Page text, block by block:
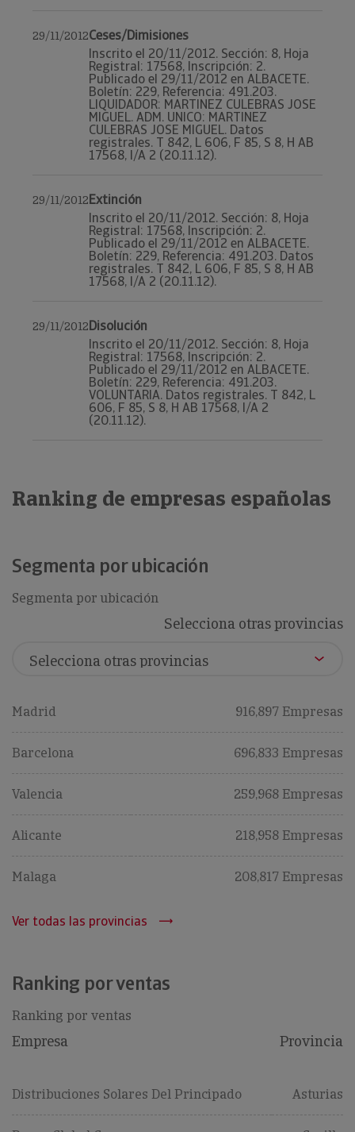
29/11/2012Ceses/Dimisiones
Inscrito el 20/11/2012. Sección: 8, Hoja
Registral: 17568, Inscripción: 2.
Publicado el 29/11/2012 en ALBACETE.
Boletín: 229, Referencia: 491.203.
LIQUIDADOR: MARTINEZ CULEBRAS JOSE
MIGUEL. ADM. UNICO: MARTINEZ
CULEBRAS JOSE MIGUEL. Datos
registrales. T 842, L 606, F 85, S 8, H AB
17568, I/A 2 (20.11.12).
29/11/2012Extinción
Inscrito el 20/11/2012. Sección: 8, Hoja
Registral: 17568, Inscripción: 2.
Publicado el 29/11/2012 en ALBACETE.
Boletín: 229, Referencia: 491.203. Datos
registrales. T 842, L 606, F 85, S 8, H AB
17568, I/A 2 (20.11.12).
29/11/2012Disolución
Inscrito el 20/11/2012. Sección: 8, Hoja
Registral: 17568, Inscripción: 2.
Publicado el 29/11/2012 en ALBACETE.
Boletín: 229, Referencia: 491.203.
VOLUNTARIA. Datos registrales. T 842, L
606, F 85, S 8, H AB 17568, I/A 2
(20.11.12).
Ranking de empresas españolas
Segmenta por ubicación
Segmenta por ubicación
Selecciona otras provincias
Madrid 916,897 Empresas
Barcelona 696,833 Empresas
Valencia 259,968 Empresas
Alicante 218,958 Empresas
Malaga 208,817 Empresas
Ver todas las provincias
Ranking por ventas
Ranking por ventas
Empresa Provincia
Distribuciones Solares Del Principado Asturias